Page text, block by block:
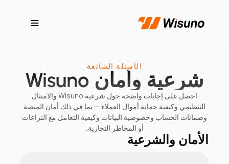
الأسئلة الشائعة
شرعية وأمان Wisuno
احصل على إجابات واضحة حول شرعية Wisuno والامتثال
التنظيمي وكيفية حماية أموال العملاء — بما في ذلك أمان المنصة
وضمانات الحساب وخصوصية البيانات وكيفية التعامل مع النزاعات
أو المخاطر التجارية.
الأمان والشرعية